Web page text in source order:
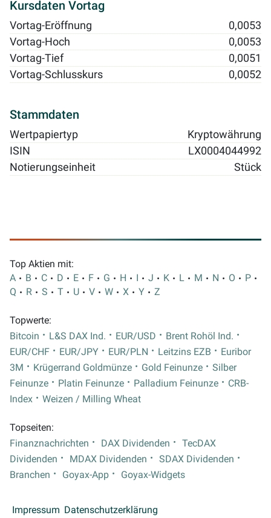
Kursdaten Vortag
Vortag-Eröffnung
0,0053
Vortag-Hoch
0,0053
Vortag-Tief
0,0051
Vortag-Schlusskurs
0,0052
Stammdaten
Wertpapiertyp
Kryptowährung
ISIN
LX0004044992
Notierungseinheit
Stück
Top Aktien mit:
A
B C D E F G H I J K L M N O
P
Q
R S T U V W X Y Z
Topwerte:
Bitcoin
L&S DAX Ind. EUR/USD
Brent Rohöl Ind.
EUR/CHF
EUR/JPY EUR/PLN Leitzins EZB
Euribor
3M
Krügerrand Goldmünze Gold Feinunze
Silber
Feinunze
Platin Feinunze Palladium Feinunze
CRB-
Index
Weizen / Milling Wheat
Topseiten:
Finanznachrichten
DAX Dividenden
TecDAX
Dividenden
MDAX Dividenden
SDAX Dividenden
Branchen
Goyax-App Goyax-Widgets
Impressum Datenschutzerklärung